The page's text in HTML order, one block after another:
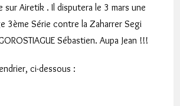
sur Airetik . Il disputera le 3 mars une
3ème Série contre la Zaharrer Segi
Sébastien. Aupa Jean !!!
ci-dessous :